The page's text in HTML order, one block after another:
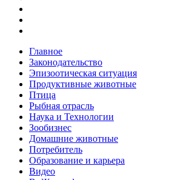
Главное
Законодательство
Эпизоотическая ситуация
Продуктивные животные
Птица
Рыбная отрасль
Наука и Технологии
Зообизнес
Домашние животные
Потребитель
Образование и карьера
Видео